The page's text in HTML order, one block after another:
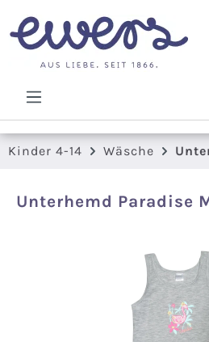
Zum Hauptinhalt springen
Kinder 4-14 Wäsche
Unterhemd Paradise
Bildergalerie überspringen